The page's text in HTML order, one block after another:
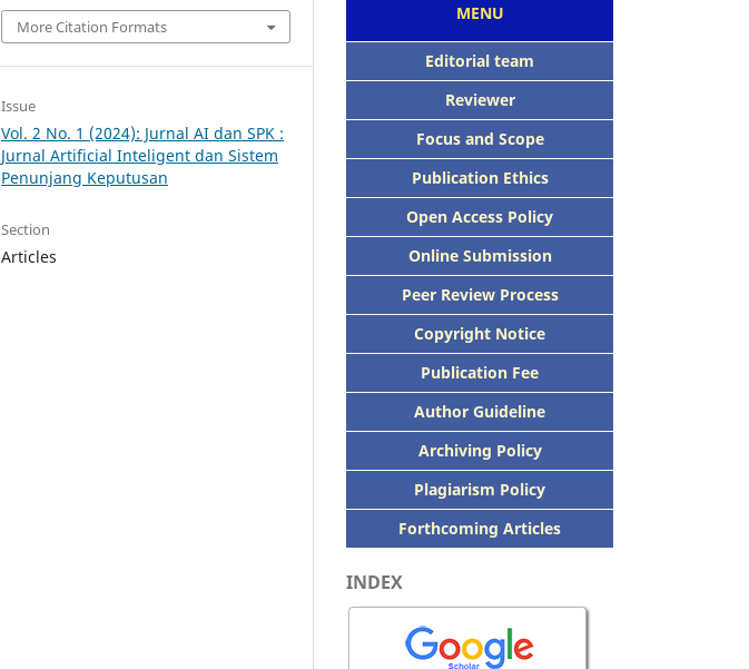
More Citation Formats
Issue
Vol. 2 No. 1 (2024): Jurnal AI dan SPK :
Jurnal Artificial Inteligent dan Sistem
Penunjang Keputusan
Section
Articles
MENU
Editorial team
Reviewer
Focus and Scope
Publication Ethics
Open Access Policy
Online Submission
Peer Review Process
Copyright Notice
Publication Fee
Author Guideline
Archiving Policy
Plagiarism Policy
Forthcoming Articles
INDEX